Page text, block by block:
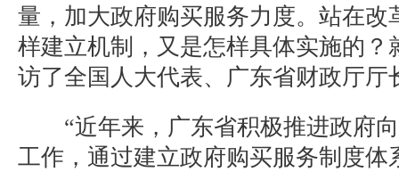
量，加大政府购买服务力度。站在改
样建立机制，又是怎样具体实施的？
访了全国人大代表、广东省财政厅厅
“近年来，广东省积极推进政府向
工作，通过建立政府购买服务制度体